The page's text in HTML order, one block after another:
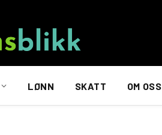
LØNN SKATT OM OSS